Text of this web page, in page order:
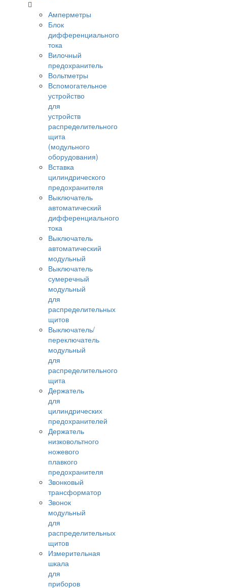
Амперметры
Блок
дифференциального
тока
Вилочный
предохранитель
Вольтметры
Вспомогательное
устройство
для
устройств
распределительного
щита
(модульного
оборудования)
Вставка
цилиндрического
предохранителя
Выключатель
автоматический
дифференциального
тока
Выключатель
автоматический
модульный
Выключатель
сумеречный
модульный
для
распределительных
щитов
Выключатель/
переключатель
модульный
для
распределительного
щита
Держатель
для
цилиндрических
предохранителей
Держатель
низковольтного
ножевого
плавкого
предохранителя
Звонковый
трансформатор
Звонок
модульный
для
распределительных
щитов
Измерительная
шкала
для
приборов